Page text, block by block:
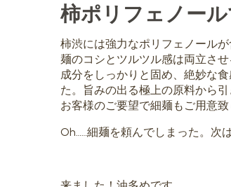
柿ポリフェノール
柿渋には強力なポリフェノール
麺のコシとツルツル感は両立さ
成分をしっかりと固め、絶妙な
た。旨みの出る極上の原料から
お客様のご要望で細麺もご用意
Oh……細麺を頼んでしまった。次